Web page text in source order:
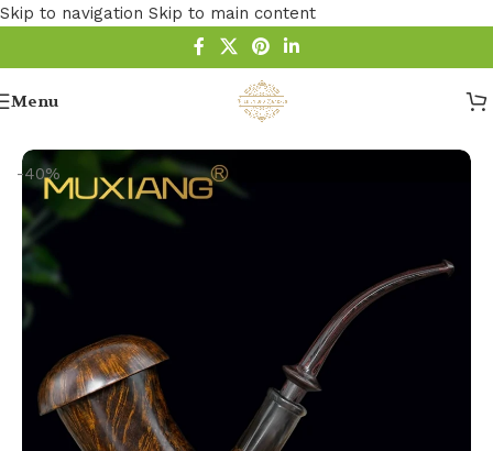
Skip to navigation Skip to main content
Menu
Calabash Pfeife
-40%